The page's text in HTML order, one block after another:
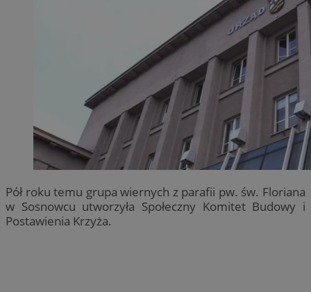
Pół roku temu grupa wiernych z parafii pw. św. Floriana
w Sosnowcu utworzyła Społeczny Komitet Budowy i
Postawienia Krzyża.